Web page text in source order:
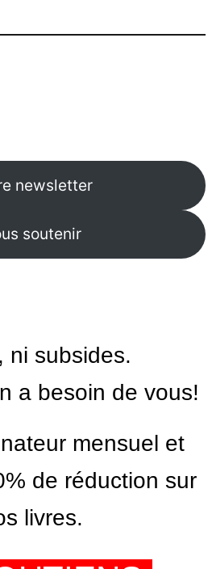
newsletter
soutenir
ni subsides.
a besoin de vous!
mensuel et
de réduction sur
livres.